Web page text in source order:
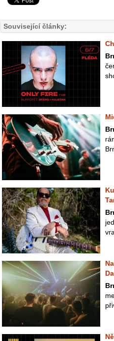
Související články: